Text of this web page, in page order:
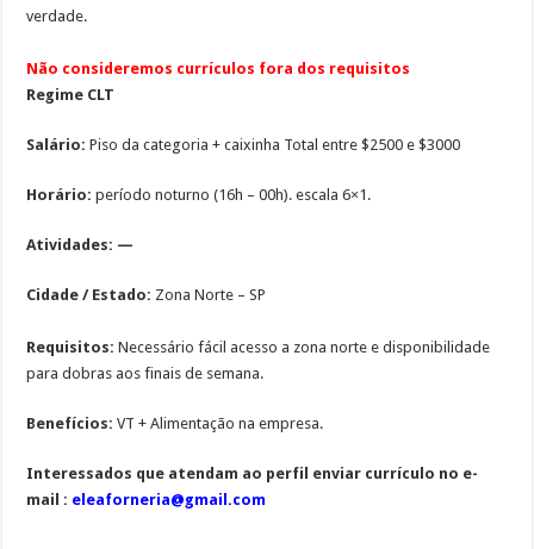
verdade.
Não consideremos currículos fora dos requisitos
Regime CLT
Salário: Piso da categoria + caixinha Total entre $2500 e $3000
Horário:período noturno (16h – 00h). escala 6×1.
Atividades: —
Cidade / Estado: Zona Norte – SP
Requisitos:Necessário fácil acesso a zona norte e disponibilidade
para dobras aos finais de semana.
Benefícios:VT + Alimentação na empresa.
Interessados que atendam ao perfil enviar currículo no e-
mail : eleaforneria@gmail.com